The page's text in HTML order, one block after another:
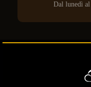
Dal lunedì